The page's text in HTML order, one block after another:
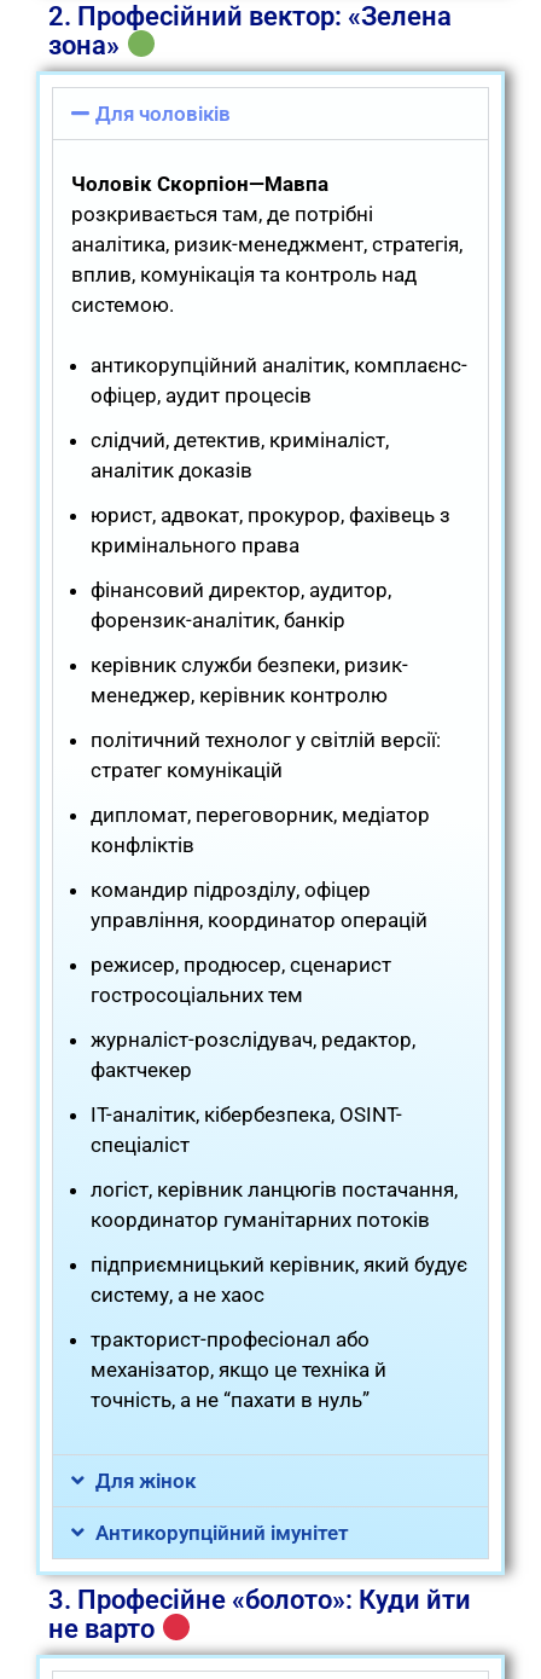
2. Професійний вектор: «Зелена
зона»
Для чоловіків
Чоловік Скорпіон—Мавпа
розкривається там, де потрібні
аналітика, ризик-менеджмент, стратегія,
вплив, комунікація та контроль над
системою.
антикорупційний аналітик, комплаєнс-
офіцер, аудит процесів
слідчий, детектив, криміналіст,
аналітик доказів
юрист, адвокат, прокурор, фахівець з
кримінального права
фінансовий директор, аудитор,
форензик-аналітик, банкір
керівник служби безпеки, ризик-
менеджер, керівник контролю
політичний технолог у світлій версії:
стратег комунікацій
дипломат, переговорник, медіатор
конфліктів
командир підрозділу, офіцер
управління, координатор операцій
режисер, продюсер, сценарист
гостросоціальних тем
журналіст-розслідувач, редактор,
фактчекер
IT-аналітик, кібербезпека, OSINT-
спеціаліст
логіст, керівник ланцюгів постачання,
координатор гуманітарних потоків
підприємницький керівник, який будує
систему, а не хаос
тракторист-професіонал або
механізатор, якщо це техніка й
точність, а не “пахати в нуль”
Для жінок
Антикорупційний імунітет
3. Професійне «болото»: Куди йти
не варто